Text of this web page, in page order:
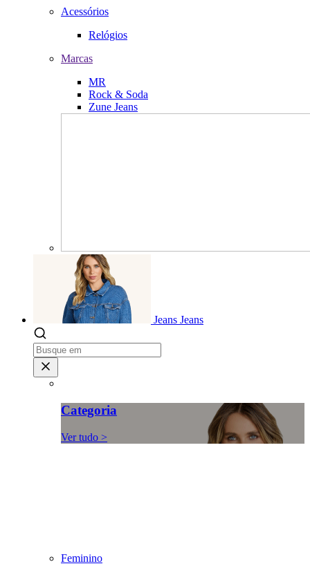
Acessórios
Relógios
Marcas
MR
Rock & Soda
Zune Jeans
Jeans Jeans
Categoria
Ver tudo >
Feminino